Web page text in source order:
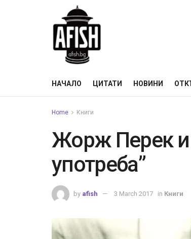
НАЧАЛО ЦИТАТИ НОВИНИ
Home Книги
Жорж Перек и
употреба”
by afish 3 March 2017 in Книги